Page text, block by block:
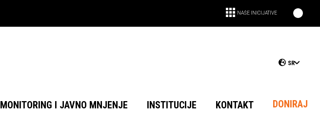
NAŠE INICIJATIVE
SR
MONITORING I JAVNO MNJENJE INSTITUCIJE KONTAKT DONIRAJ